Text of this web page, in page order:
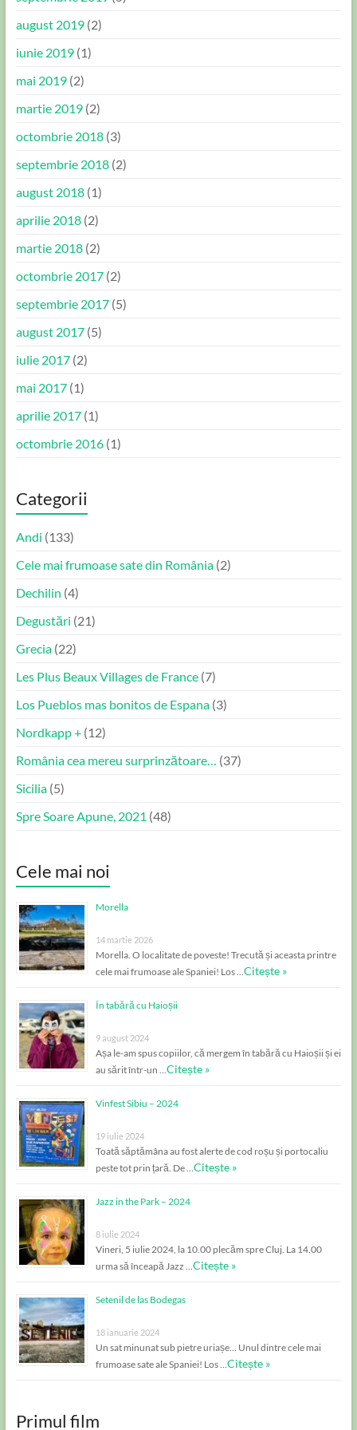
august 2019(2)
iunie 2019(1)
mai 2019(2)
martie 2019(2)
octombrie 2018(3)
septembrie 2018(2)
august 2018(1)
aprilie 2018(2)
martie 2018(2)
octombrie 2017(2)
septembrie 2017(5)
august 2017(5)
iulie 2017(2)
mai 2017(1)
aprilie 2017(1)
octombrie 2016(1)
Categorii
Andi (133)
Cele mai frumoase sate din România(2)
Dechilin (4)
Degustări (21)
Grecia(22)
Les Plus Beaux Villages de France(7)
Los Pueblos mas bonitos de Espana(3)
Nordkapp +(12)
România cea mereu surprinzătoare…
(37)
Sicilia(5)
Spre Soare Apune, 2021 (48)
Cele mai noi
Morella
14 martie 2026
Morella. O localitate de poveste! Trecută și aceasta printre
cele mai frumoase ale Spaniei! Los … Citește »
În tabără cu Haioșii
9 august 2024
Așa le-am spus copiilor, că mergem în tabără cu Haioșii și ei
au sărit într-un … Citește »
Vinfest Sibiu – 2024
19 iulie 2024
Toată săptămâna au fost alerte de cod roșu și portocaliu
peste tot prin țară. De … Citește »
Jazz in the Park – 2024
8 iulie 2024
Vineri, 5 iulie 2024, la 10.00 plecăm spre Cluj. La 14.00
urma să înceapă Jazz … Citește »
Setenil de las Bodegas
18 ianuarie 2024
Un sat minunat sub pietre uriașe… Unul dintre cele mai
frumoase sate ale Spaniei! Los … Citește »
Primul film